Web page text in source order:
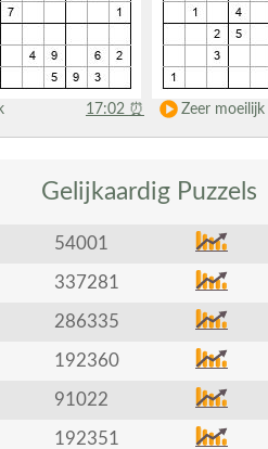
17:02 ⏰ Zeer moeilijk
Gelijkaardig Puzzels
54001
337281
286335
192360
91022
192351